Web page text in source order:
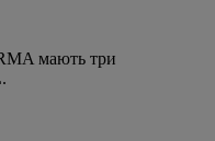
мають три